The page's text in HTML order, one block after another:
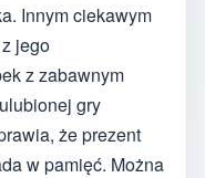
Innym ciekawym
jego
z zabawnym
gry
że prezent
w pamięć. Można